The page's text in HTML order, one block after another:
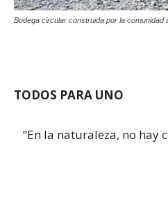
Bodega circular construida por la comunidad
TODOS PARA UNO
“En la naturaleza, no hay